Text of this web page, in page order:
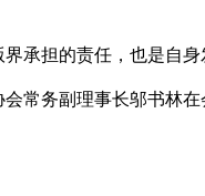
承担的责任，也是自
常务副理事长邬书林